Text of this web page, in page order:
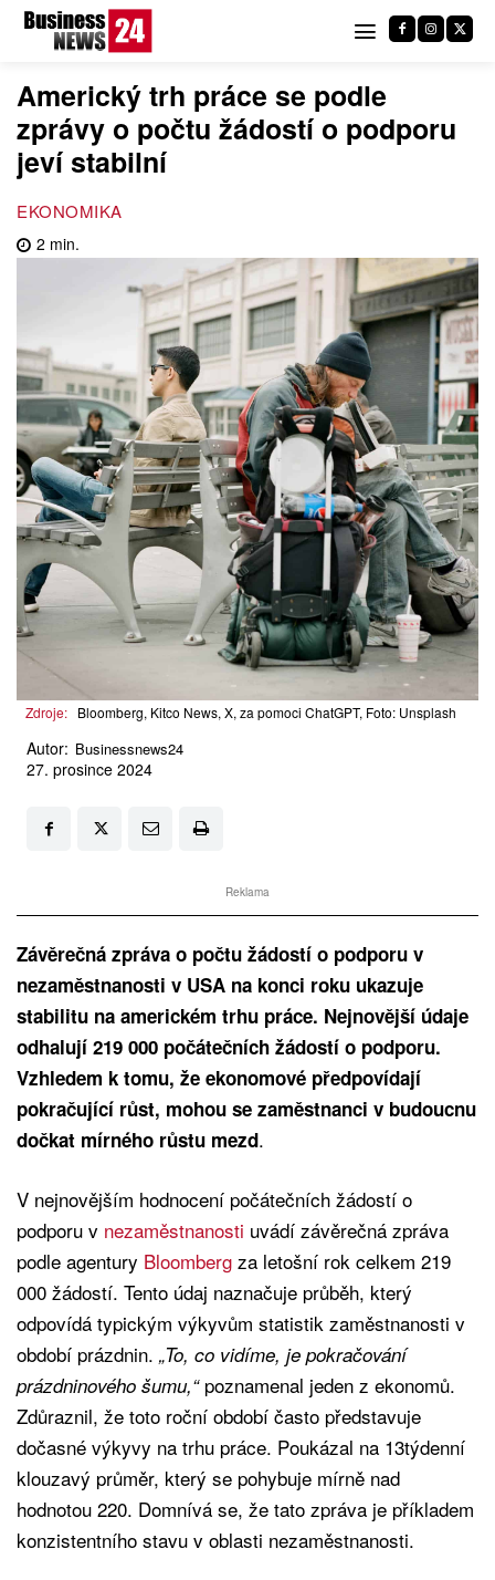
Americký trh práce se podle
zprávy o počtu žádostí o podporu
jeví stabilní
EKONOMIKA
2 min.
Zdroje: Bloomberg, Kitco News, X, za pomoci ChatGPT, Foto: Unsplash
Autor: Businessnews24
27. prosince 2024
Reklama
Závěrečná zpráva o počtu žádostí o podporu v
nezaměstnanosti v USA na konci roku ukazuje
stabilitu na americkém trhu práce. Nejnovější údaje
odhalují 219 000 počátečních žádostí o podporu.
Vzhledem k tomu, že ekonomové předpovídají
pokračující růst, mohou se zaměstnanci v budoucnu
dočkat mírného růstu mezd.
V nejnovějším hodnocení počátečních žádostí o
podporu v nezaměstnanosti uvádí závěrečná zpráva
podle agentury Bloomberg za letošní rok celkem 219
000 žádostí. Tento údaj naznačuje průběh, který
odpovídá typickým výkyvům statistik zaměstnanosti v
období prázdnin. „To, co vidíme, je pokračování
prázdninového šumu,“poznamenal jeden z ekonomů.
Zdůraznil, že toto roční období často představuje
dočasné výkyvy na trhu práce. Poukázal na 13týdenní
klouzavý průměr, který se pohybuje mírně nad
hodnotou 220. Domnívá se, že tato zpráva je příkladem
konzistentního stavu v oblasti nezaměstnanosti.